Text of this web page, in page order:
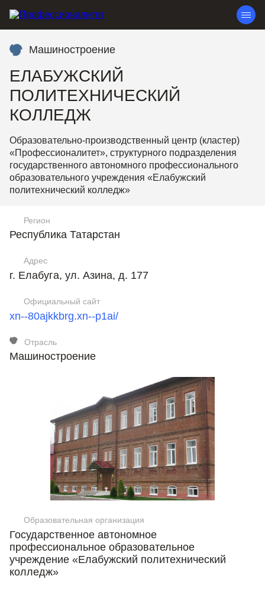
Машиностроение
ЕЛАБУЖСКИЙ
ПОЛИТЕХНИЧЕСКИЙ
КОЛЛЕДЖ
Образовательно-производственный центр (кластер)
«Профессионалитет», структурного подразделения
государственного автономного профессионального
образовательного учреждения «Елабужский
политехнический колледж»
Регион
Республика Татарстан
Адрес
г. Елабуга, ул. Азина, д. 177
Официальный сайт
xn--80ajkkbrg.xn--p1ai/
Отрасль
Машиностроение
Образовательная организация
Государственное автономное
профессиональное образовательное
учреждение «Елабужский политехнический
колледж»